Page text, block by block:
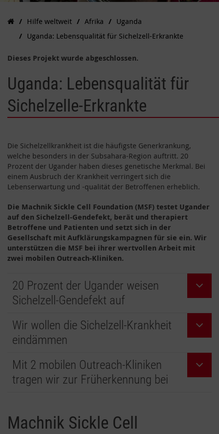
Hilfe weltweit Afrika
Uganda
Uganda: Lebensqualität für Sichelzell-Erkrankte
Dieses Projekt wurde abgeschlossen.
Uganda: Lebensqualität für
Sichelzelle-Erkrankte
Die Sichelzellkrankheit ist die häufigste Generkrankung,
welche besonders in der Subsahara-Region auftritt. 20
Prozent der Ugander haben dieses genetische Merkmal. Bei
einem Ausbruch der Krankheit verringert sich die
Lebenserwartung und -qualität der Betroffenen erheblich.
Die Machnik Sickle Cell Foundation (MSF) testet Ugander
auf den Sichelzell-Gendefekt, berät und therapiert
Betroffene und Patienten und setzt sich in der
Gesellschaft mit Aufklärungskampagnen für sie ein. Wir
unterstützen die MSF bei ihrer wertvollen Arbeit mit
zwei mobilen Outreach-Kliniken.
20 Prozent der Ugander weisen
Sichelzell-Gendefekt auf
Wir wollen die Sichelzell-Krankheit
eindämmen
Mit 2 mobilen Outreach-Kliniken
tragen wir zur Früherkennung bei
Machnik Sickle Cell